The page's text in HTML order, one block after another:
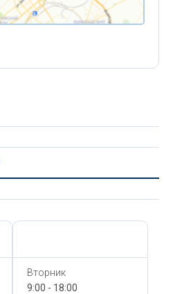
Вторник
9:00 - 18:00